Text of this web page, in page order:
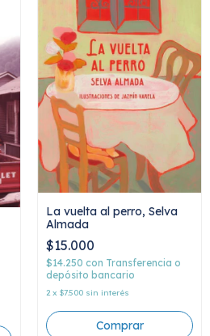
La vuelta al perro, Selva
Almada
$15.000
$14.250 con Transferencia o
depósito bancario
2 x $7.500 sin interés